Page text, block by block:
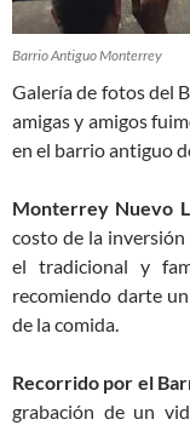
Barrio Antiguo Monterrey
Galería de fotos del
amigas y amigos
en el barrio antiguo
Monterrey Nuevo
costo de la
el tradicional y
recomiendo darte
de la comida.
Recorrido por el
grabación de un